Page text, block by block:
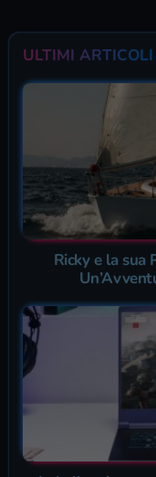
ULTIMI ARTICOLI
Ricky e la sua